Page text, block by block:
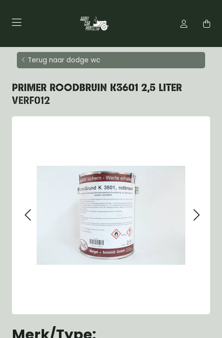
Terug naar dodge wc
PRIMER ROODBRUIN K3601 2,5 LITER
VERF012